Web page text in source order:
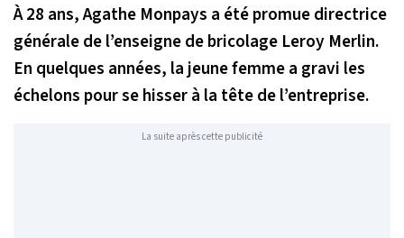
À 28 ans, Agathe Monpays a été promue directrice
générale de l’enseigne de bricolage Leroy Merlin.
En quelques années, la jeune femme a gravi les
échelons pour se hisser à la tête de l’entreprise.
La suite après cette publicité